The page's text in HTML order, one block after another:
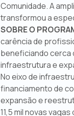
Comunidade. A
transformou a
SOBRE O
carência de
beneficiando cerca
infraestrutura e
No eixo de
financiamento de
expansão e
11,5 mil novas